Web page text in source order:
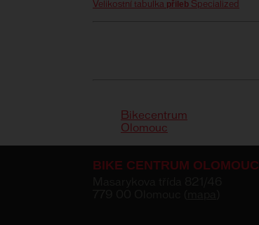
Velikostní tabulka přileb Specialized
Bikecentrum
Olomouc
BIKE CENTRUM OLOMOUC